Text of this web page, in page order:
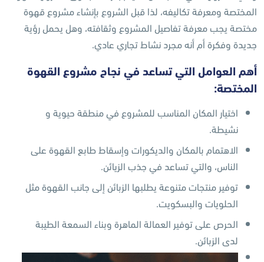
المختصة ومعرفة تكاليفه، لذا قبل الشروع بإنشاء مشروع قهوة
مختصة يجب معرفة تفاصيل المشروع وثقافته، وهل يحمل رؤية
جديدة وفكرة أم أنه مجرد نشاط تجاري عادي.
أهم العوامل التي تساعد في نجاح مشروع القهوة
المختصة:
اختيار المكان المناسب للمشروع في منطقة حيوية و
نشيطة.
الاهتمام بالمكان والديكورات وإسقاط طابع القهوة على
الناس، والتي تساعد في جذب الزيائن.
توفير منتجات متنوعة يطلبها الزبائن إلى جانب القهوة مثل
الحلويات والبسكويت.
الحرص على توفير العمالة الماهرة وبناء السمعة الطيبة
لدى الزبائن.